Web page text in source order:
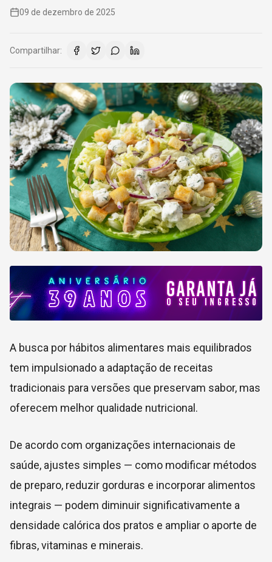
09 de dezembro de 2025
Compartilhar:
A busca por hábitos alimentares mais equilibrados
tem impulsionado a adaptação de receitas
tradicionais para versões que preservam sabor, mas
oferecem melhor qualidade nutricional.
De acordo com organizações internacionais de
saúde, ajustes simples — como modificar métodos
de preparo, reduzir gorduras e incorporar alimentos
integrais — podem diminuir significativamente a
densidade calórica dos pratos e ampliar o aporte de
fibras, vitaminas e minerais.